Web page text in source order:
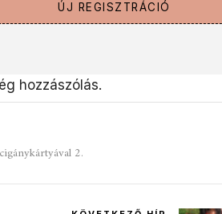
ÚJ REGISZTRÁCIÓ
hozzászólás.
2.